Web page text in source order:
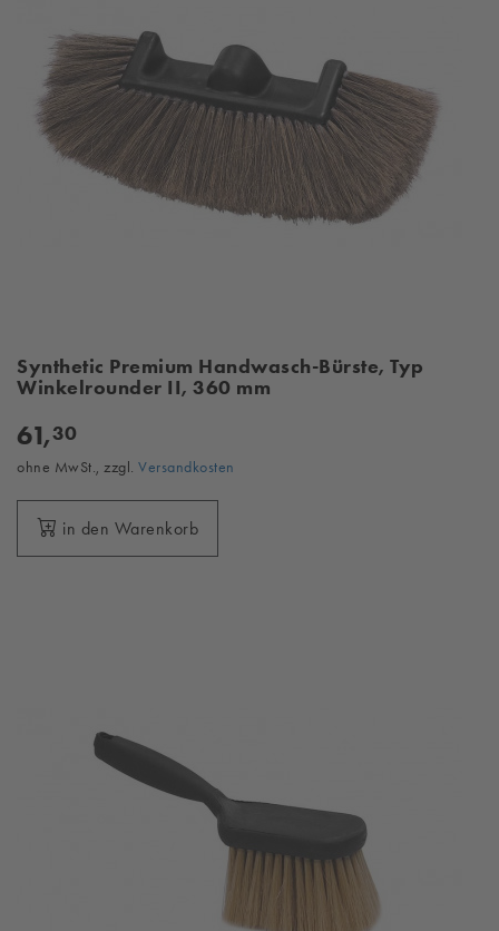
Synthetic Premium Handwasch-Bürste, Typ
Winkelrounder II, 360 mm
61,30
ohne MwSt., zzgl. Versandkosten
in den Warenkorb